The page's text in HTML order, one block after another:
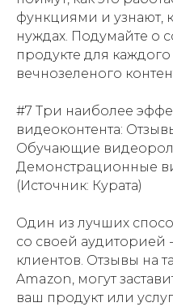
функциями и узнают,
нуждах. Подумайте о
продукте для
вечнозеленого
#7 Три наиболее
видеоконтента:
Обучающие
Демонстрационные
(Источник: Курата)
Один из лучших
со своей аудиторией
клиентов. Отзывы на
Amazon, могут
ваш продукт или